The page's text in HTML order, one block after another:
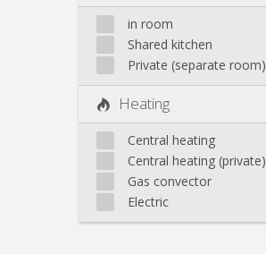
in room
Shared kitchen
Private (separate room)
Heating
Central heating
Central heating (private)
Gas convector
Electric